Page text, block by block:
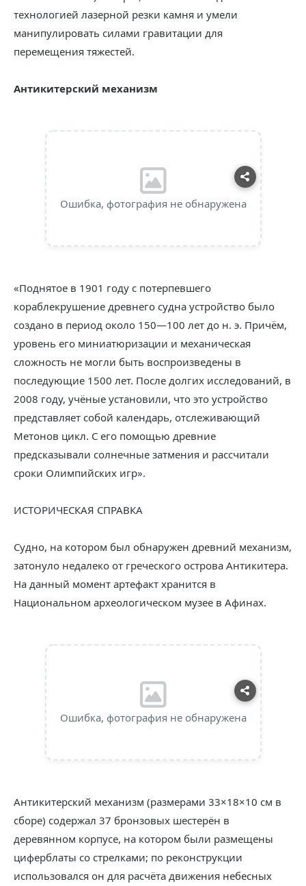
технологией лазерной резки камня и умели
манипулировать силами гравитации для
перемещения тяжестей.
Антикитерский механизм
Ошибка, фотография не обнаружена
«Поднятое в 1901 году с потерпевшего
кораблекрушение древнего судна устройство было
создано в период около 150—100 лет до н. э. Причём,
уровень его миниатюризации и механическая
сложность не могли быть воспроизведены в
последующие 1500 лет. После долгих исследований, в
2008 году, учёные установили, что это устройство
представляет собой календарь, отслеживающий
Метонов цикл. С его помощью древние
предсказывали солнечные затмения и рассчитали
сроки Олимпийских игр».
ИСТОРИЧЕСКАЯ СПРАВКА
Судно, на котором был обнаружен древний механизм,
затонуло недалеко от греческого острова Антикитера.
На данный момент артефакт хранится в
Национальном археологическом музее в Афинах.
Ошибка, фотография не обнаружена
Антикитерский механизм (размерами 33×18×10 см в
сборе) содержал 37 бронзовых шестерён в
деревянном корпусе, на котором были размещены
циферблаты со стрелками; по реконструкции
использовался он для расчёта движения небесных